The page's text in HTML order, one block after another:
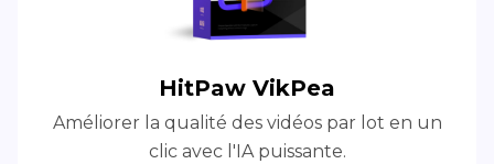
HitPaw VikPea
Améliorer la qualité des vidéos par lot en un
clic avec l'IA puissante.